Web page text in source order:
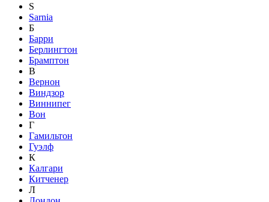
S
Sarnia
Б
Барри
Берлингтон
Брамптон
В
Вернон
Виндзор
Виннипег
Вон
Г
Гамильтон
Гуэлф
К
Калгари
Китченер
Л